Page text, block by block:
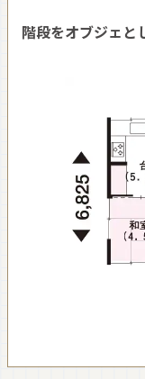
階段をオブジェと